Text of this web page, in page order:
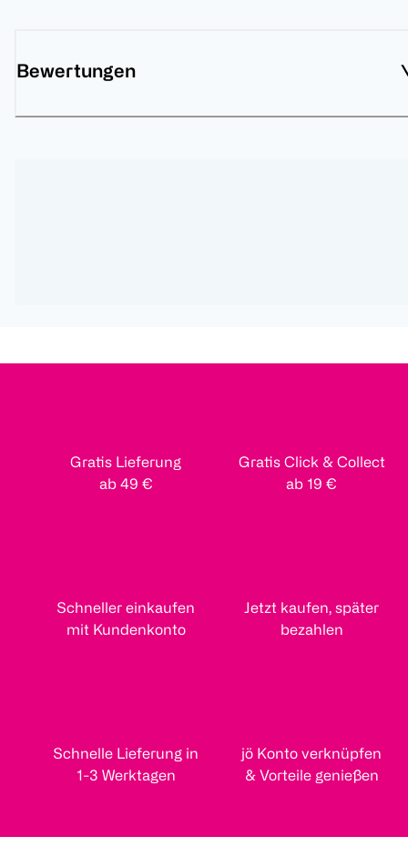
Bewertungen
Gratis Lieferung
ab 49 €
Gratis Click & Collect
ab 19 €
Schneller einkaufen
mit Kundenkonto
Jetzt kaufen, später
bezahlen
Schnelle Lieferung in
1-3 Werktagen
jö Konto verknüpfen
& Vorteile genießen